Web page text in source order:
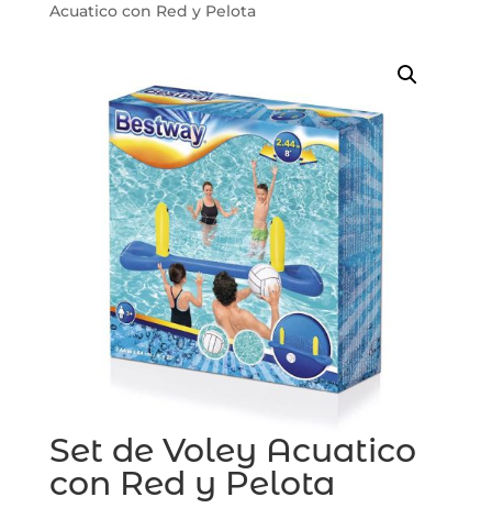
Acuatico con Red y Pelota
Set de Voley Acuatico
con Red y Pelota